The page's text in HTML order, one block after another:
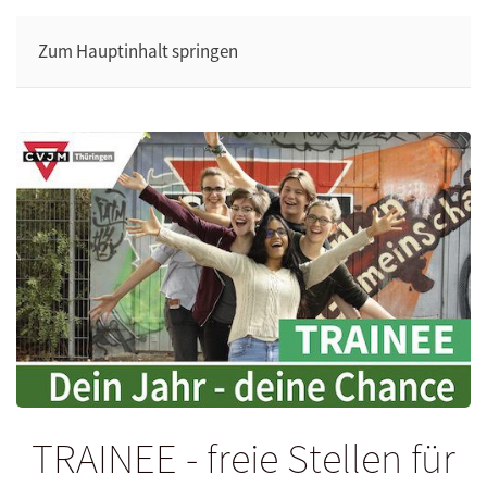
Zum Hauptinhalt springen
TRAINEE - freie Stellen für